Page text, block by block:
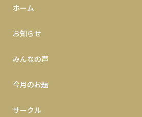
ホーム
お知らせ
みんなの声
今月のお題
サークル